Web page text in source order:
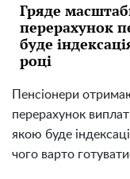
Гряде
перерахунок
буде
році
Пенсіонери
перерахунок
якою буде
чого варто